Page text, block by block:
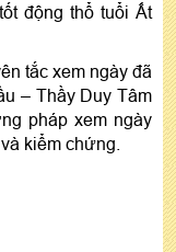
động thổ tuổi Ất
tắc xem ngày đã
– Thầy Duy Tâm
pháp xem ngày
kiểm chứng.